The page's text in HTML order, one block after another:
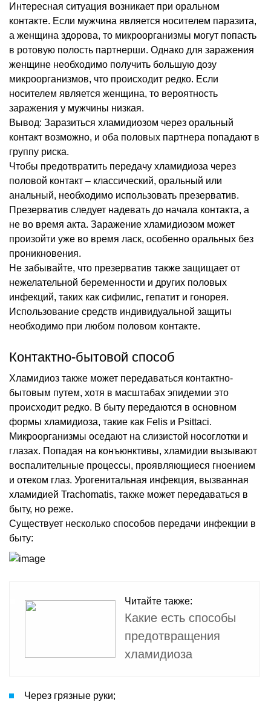
Интересная ситуация возникает при оральном
контакте. Если мужчина является носителем паразита,
а женщина здорова, то микроорганизмы могут попасть
в ротовую полость партнерши. Однако для заражения
женщине необходимо получить большую дозу
микроорганизмов, что происходит редко. Если
носителем является женщина, то вероятность
заражения у мужчины низкая.
Вывод: Заразиться хламидиозом через оральный
контакт возможно, и оба половых партнера попадают в
группу риска.
Чтобы предотвратить передачу хламидиоза через
половой контакт – классический, оральный или
анальный, необходимо использовать презерватив.
Презерватив следует надевать до начала контакта, а
не во время акта. Заражение хламидиозом может
произойти уже во время ласк, особенно оральных без
проникновения.
Не забывайте, что презерватив также защищает от
нежелательной беременности и других половых
инфекций, таких как сифилис, гепатит и гонорея.
Использование средств индивидуальной защиты
необходимо при любом половом контакте.
Контактно-бытовой способ
Хламидиоз также может передаваться контактно-
бытовым путем, хотя в масштабах эпидемии это
происходит редко. В быту передаются в основном
формы хламидиоза, такие как Felis и Psittaci.
Микроорганизмы оседают на слизистой носоглотки и
глазах. Попадая на конъюнктивы, хламидии вызывают
воспалительные процессы, проявляющиеся гноением
и отеком глаз. Урогенитальная инфекция, вызванная
хламидией Trachomatis, также может передаваться в
быту, но реже.
Существует несколько способов передачи инфекции в
быту:
Читайте также:
Какие есть способы
предотвращения
хламидиоза
Через грязные руки;